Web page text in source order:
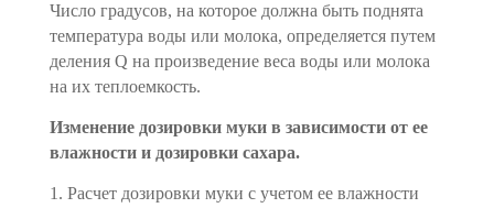
Число градусов, на которое должна быть поднята
температу­ра воды или молока, определяется путем
деления Q на произве­дение веса воды или молока
на их теплоемкость.
Изменение дозировки муки в зависимости от ее
влажности и дозировки сахара.
1. Расчет дозировки муки с учетом ее влажности